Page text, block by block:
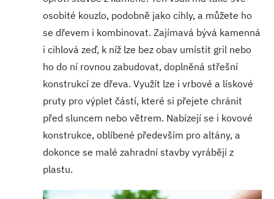
osobité kouzlo, podobně jako cihly, a můžete ho
se dřevem i kombinovat. Zajímavá bývá kamenná
i cihlová zeď, k níž lze bez obav umístit gril nebo
ho do ní rovnou zabudovat, doplněná střešní
konstrukcí ze dřeva. Využít lze i vrbové a lískové
pruty pro výplet částí, které si přejete chránit
před sluncem nebo větrem. Nabízejí se i kovové
konstrukce, oblíbené především pro altány, a
dokonce se malé zahradní stavby vyrábějí z
plastu.